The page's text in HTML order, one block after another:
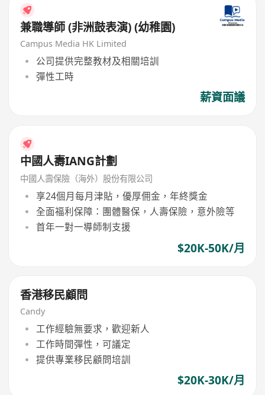
兼職導師 (非洲鼓表演) (幼稚園)
Campus Media HK Limited
公司提供完整教材及相關培訓
彈性工時
薪資面議
中國人壽IANG計劃
中國人壽保險（海外）股份有限公司
享24個月每月津貼，優厚佣金，年終獎金
全面福利保障：團體醫保，人壽保險，意外險等
首年一對一導師制支援
$20K-50K/月
香港移民顧問
Candy
工作經驗無要求，歡迎新人
工作時間彈性，可議定
提供專業移民顧問培訓
$20K-30K/月